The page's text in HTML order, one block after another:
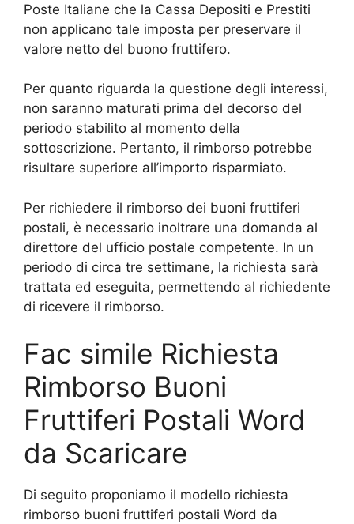
Poste Italiane che la Cassa Depositi e Prestiti
non applicano tale imposta per preservare il
valore netto del buono fruttifero.
Per quanto riguarda la questione degli interessi,
non saranno maturati prima del decorso del
periodo stabilito al momento della
sottoscrizione. Pertanto, il rimborso potrebbe
risultare superiore all’importo risparmiato.
Per richiedere il rimborso dei buoni fruttiferi
postali, è necessario inoltrare una domanda al
direttore del ufficio postale competente. In un
periodo di circa tre settimane, la richiesta sarà
trattata ed eseguita, permettendo al richiedente
di ricevere il rimborso.
Fac simile Richiesta
Rimborso Buoni
Fruttiferi Postali Word
da Scaricare
Di seguito proponiamo il modello richiesta
rimborso buoni fruttiferi postali Word da